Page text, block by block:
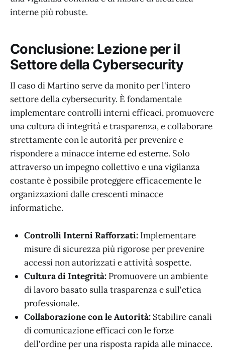
interne più robuste.
Conclusione: Lezione per il
Settore della Cybersecurity
Il caso di Martino serve da monito per l'intero
settore della cybersecurity. È fondamentale
implementare controlli interni efficaci, promuovere
una cultura di integrità e trasparenza, e collaborare
strettamente con le autorità per prevenire e
rispondere a minacce interne ed esterne. Solo
attraverso un impegno collettivo e una vigilanza
costante è possibile proteggere efficacemente le
organizzazioni dalle crescenti minacce
informatiche.
Controlli Interni Rafforzati: Implementare
misure di sicurezza più rigorose per prevenire
accessi non autorizzati e attività sospette.
Cultura di Integrità: Promuovere un ambiente
di lavoro basato sulla trasparenza e sull'etica
professionale.
Collaborazione con le Autorità: Stabilire canali
di comunicazione efficaci con le forze
dell'ordine per una risposta rapida alle minacce.